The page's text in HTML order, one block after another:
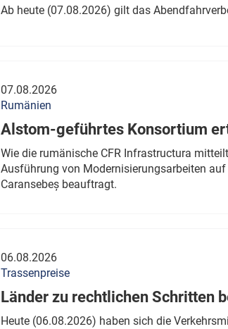
Ab heute (07.08.2026) gilt das
07.08.2026
Rumänien
Alstom-geführtes Konsortium
Wie die rumänische CFR Infrastructura
Ausführung von Modernisierungsarbeiten
Caransebeș beauftragt.
06.08.2026
Trassenpreise
Länder zu rechtlichen Schritten
Heute (06.08.2026) haben sich die